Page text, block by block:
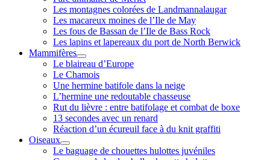
Les montagnes colorées de Landmannalaugar
Les macareux moines de l’Ile de May
Les fous de Bassan de l’Ile de Bass Rock
Les lapins et lapereaux du port de North Berwick
Mammifères
ouvrir
menu
Le blaireau d’Europe
Le Chamois
Une hermine batifole dans la neige
L’hermine une redoutable chasseuse
Rut du lièvre : entre batifolage et combat de boxe
13 secondes avec un renard
Réaction d’un écureuil face à du knit graffiti
Oiseaux
ouvrir
menu
Le baguage de chouettes hulottes juvéniles